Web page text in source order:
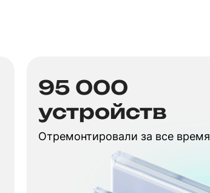
95 000
устройств
Отремонтировали за все время